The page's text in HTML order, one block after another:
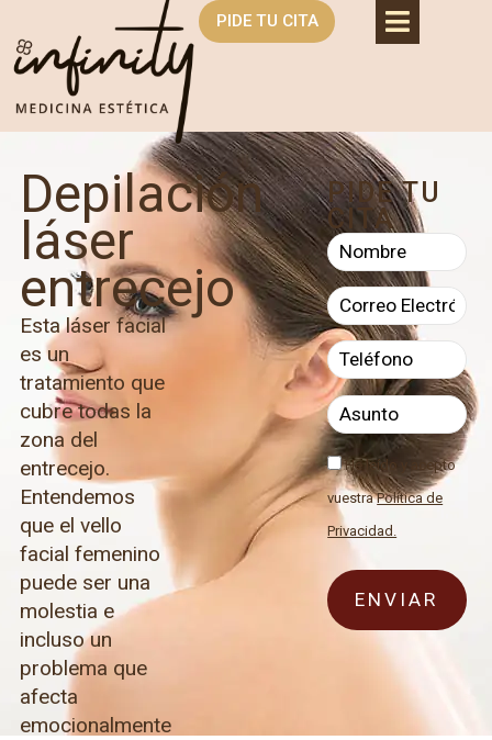
PIDE TU CITA
Depilación
láser
entrecejo
Esta láser facial
es un
tratamiento que
cubre todas la
zona del
entrecejo.
Entendemos
que el vello
facial femenino
puede ser una
molestia e
incluso un
problema que
afecta
emocionalmente
PIDE TU
CITA
He leído y acepto
vuestraPolítica de
Privacidad.